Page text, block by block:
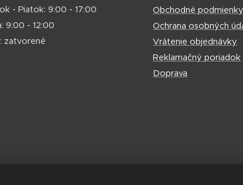
- Piatok: 9:00 - 17:00
9:00 - 12:00
zatvorené
Obchodné podmienky
Ochrana osobných
Vrátenie objednávky
Reklamačný poriadok
Doprava